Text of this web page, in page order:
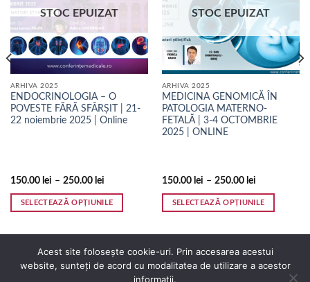
STOC EPUIZAT
ARHIVA 2025
ENDOCRINOLOGIA – O
POVESTE FĂRĂ SFÂRȘIT | 21-
22 noiembrie 2025 | Online
150.00 lei – 250.00 lei
SELECTEAZĂ OPȚIUNILE
produs
STOC EPUIZAT
ARHIVA 2025
MEDICINA GENOMICĂ ÎN
PATOLOGIA MATERNO-
FETALĂ | 3-4 OCTOMBRIE
2025 | ONLINE
150.00 lei – 250.00 lei
SELECTEAZĂ OPȚIUNILE
produs
are
mai
multe
Acest site folosește cookie-uri. Prin accesarea acestui
website, sunteți de acord cu modalitatea de utilizare a acestor
informații.